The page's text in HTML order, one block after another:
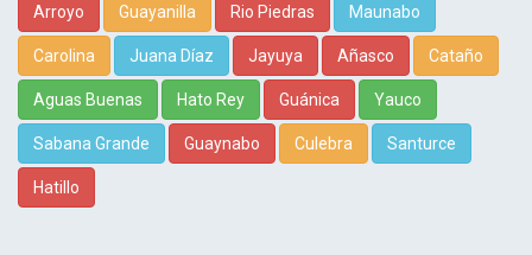
Arroyo Guayanilla Rio Piedras Maunabo
Carolina Juana Díaz Jayuya Añasco Cataño
Aguas Buenas Hato Rey Guánica Yauco
Sabana Grande Guaynabo Culebra Santurce
Hatillo